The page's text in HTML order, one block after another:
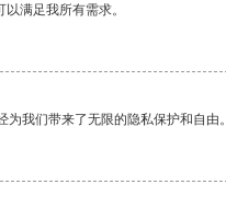
满足我所有需求。
我们带来了无限的隐私保护和自由。